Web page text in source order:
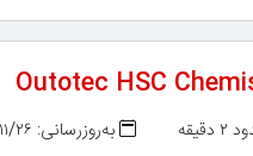
به‌روزرسانی: ۱۳۹۸/۱۱/۲۶